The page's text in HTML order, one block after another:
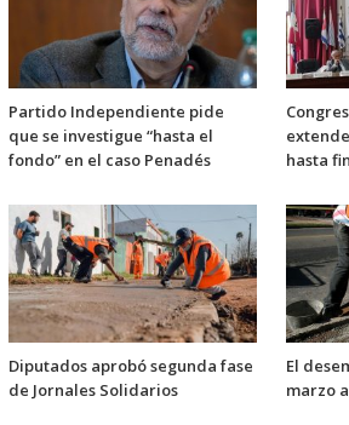
Partido Independiente pide
que se investigue “hasta el
fondo” en el caso Penadés
hasta
Diputados aprobó segunda fase
de Jornales Solidarios
El
marzo